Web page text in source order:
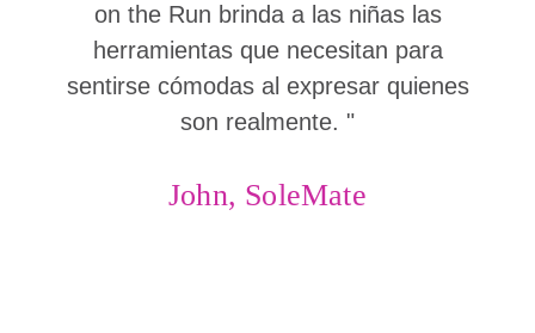
on the Run brinda a las niñas las
herramientas que necesitan para
sentirse cómodas al expresar quienes
son realmente. "
John, SoleMate